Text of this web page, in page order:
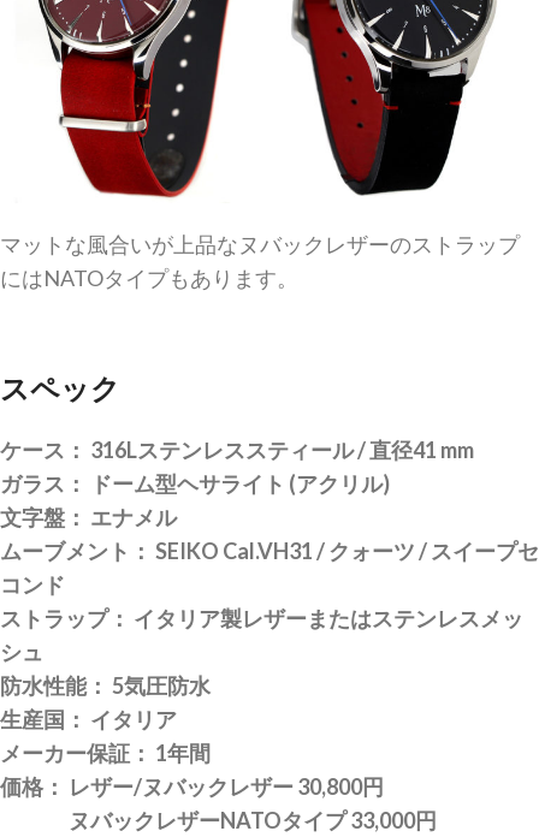
マットな風合いが上品なヌバックレザーのストラップ
にはNATOタイプもあります。
スペック
ケース： 316Lステンレススティール / 直径41 mm
ガラス： ドーム型ヘサライト (アクリル)
文字盤： エナメル
ムーブメント： SEIKO Cal.VH31 / クォーツ / スイープセ
コンド
ストラップ： イタリア製レザーまたはステンレスメッ
シュ
防水性能： 5気圧防水
生産国： イタリア
メーカー保証： 1年間
価格： レザー/ヌバックレザー 30,800円
ヌバックレザーNATOタイプ 33,000円